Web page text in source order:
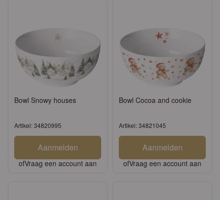
Bowl Snowy houses
Artikel: 34820995
Aanmelden
ofVraag een account aan
Bowl Cocoa and cookie
Artikel: 34821045
Aanmelden
ofVraag een account aan